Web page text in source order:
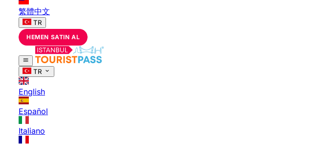
繁體中文
TR
HEMEN SATIN AL
TR
English
Español
Italiano